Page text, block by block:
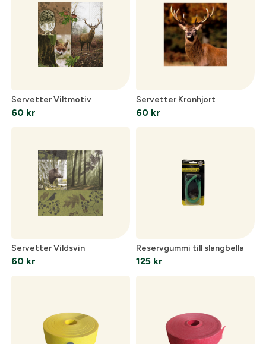
Servetter Viltmotiv
60 kr
Servetter Kronhjort
60 kr
Servetter Vildsvin
60 kr
Reservgummi till slangbella
125 kr